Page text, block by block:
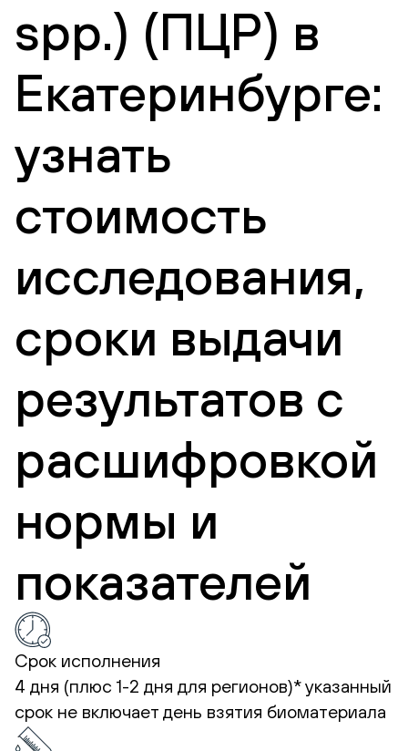
spp.) (ПЦР) в
Екатеринбурге:
узнать
стоимость
исследования,
сроки выдачи
результатов с
расшифровкой
нормы и
показателей
Срок исполнения
4 дня (плюс 1-2 дня для регионов)*указанный
срок не включает день взятия биоматериала